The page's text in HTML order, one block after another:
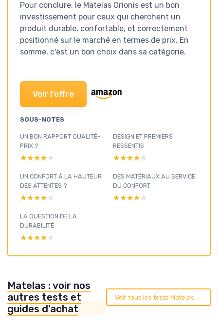
Pour conclure, le Matelas Orionis est un bon
investissement pour ceux qui cherchent un
produit durable, confortable, et correctement
positionné sur le marché en termes de prix. En
somme, c'est un bon choix dans sa catégorie.
Voir l'offre
SOUS-NOTES
UN BON RAPPORT QUALITÉ-
PRIX ?
★★★★★
★★★★★
DESIGN ET PREMIERS
RESSENTIS
★★★★★
★★★★★
UN CONFORT À LA HAUTEUR
DES ATTENTES ?
★★★★★
★★★★★
DES MATÉRIAUX AU SERVICE
DU CONFORT
★★★★★
★★★★★
LA QUESTION DE LA
DURABILITÉ
★★★★★
★★★★★
Matelas : voir nos
autres tests et
guides d'achat
Voir tous les tests Matelas →